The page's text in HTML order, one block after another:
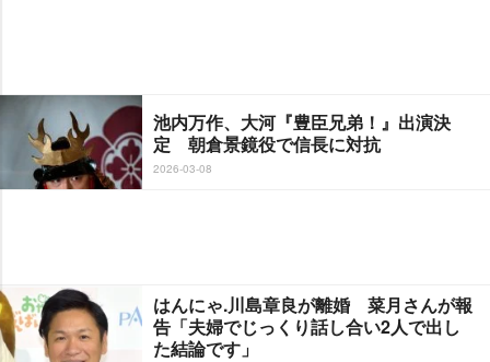
池内万作、大河『豊臣兄弟！』出演決
定 朝倉景鏡役で信長に対抗
2026-03-08
はんにゃ.川島章良が離婚 菜月さんが報
告「夫婦でじっくり話し合い2人で出し
た結論です」